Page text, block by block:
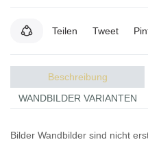
Teilen Tweet
Beschreibung
WANDBILDER VARIANTEN
Bilder Wandbilder sind nicht